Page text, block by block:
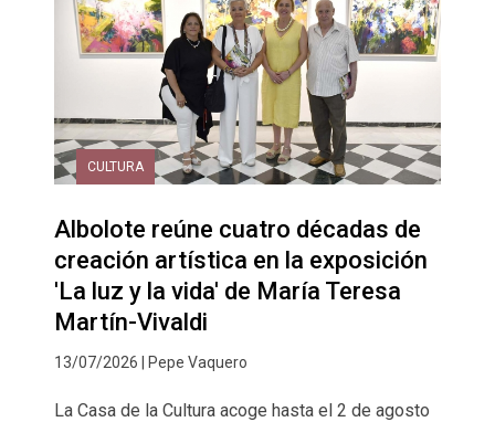
CULTURA
Albolote reúne cuatro décadas de
creación artística en la exposición
'La luz y la vida' de María Teresa
Martín-Vivaldi
13/07/2026 | Pepe Vaquero
La Casa de la Cultura acoge hasta el 2 de agosto